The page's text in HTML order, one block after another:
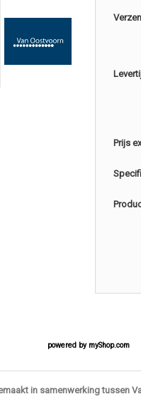
Prijs
powered by myShop.com
in samenwerking tussen